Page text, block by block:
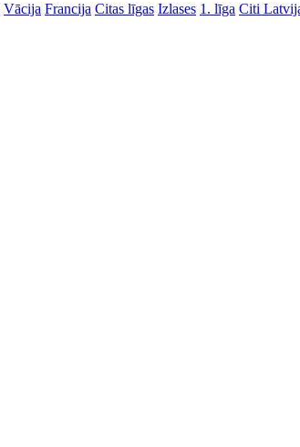
Vācija Francija Citas līgas Izlases 1. līga Citi